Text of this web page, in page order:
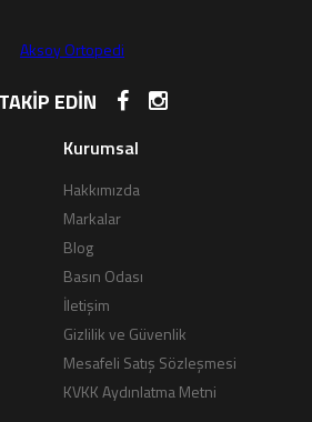
EDİN
Kurumsal
Hakkımızda
Markalar
Blog
Basın Odası
İletişim
Gizlilik ve Güvenlik
Mesafeli Satış Sözleşmesi
KVKK Aydınlatma Metni